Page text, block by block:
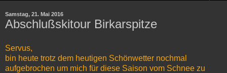
Samstag, 21. Mai 2016
Abschlußskitour Birkarspitze
Servus,
bin heute trotz dem heutigen Schönwetter nochmal
aufgebrochen um mich für diese Saison vom Schnee zu